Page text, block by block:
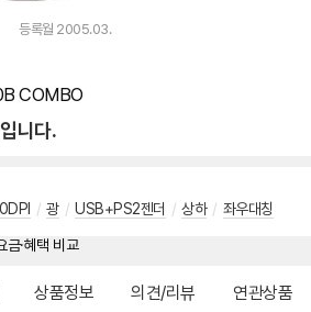
등록월 2005.03.
COMBO
니다.
/ 광 / USB+PS2젠더 / 상하 / 좌우대칭
상품정보 의견/리뷰 연관상품